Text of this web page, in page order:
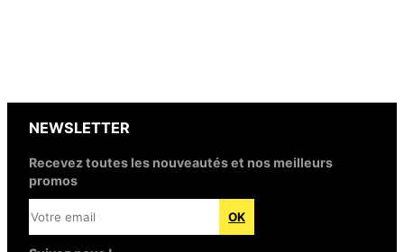
NEWSLETTER
Recevez toutes les nouveautés et nos meilleurs
promos